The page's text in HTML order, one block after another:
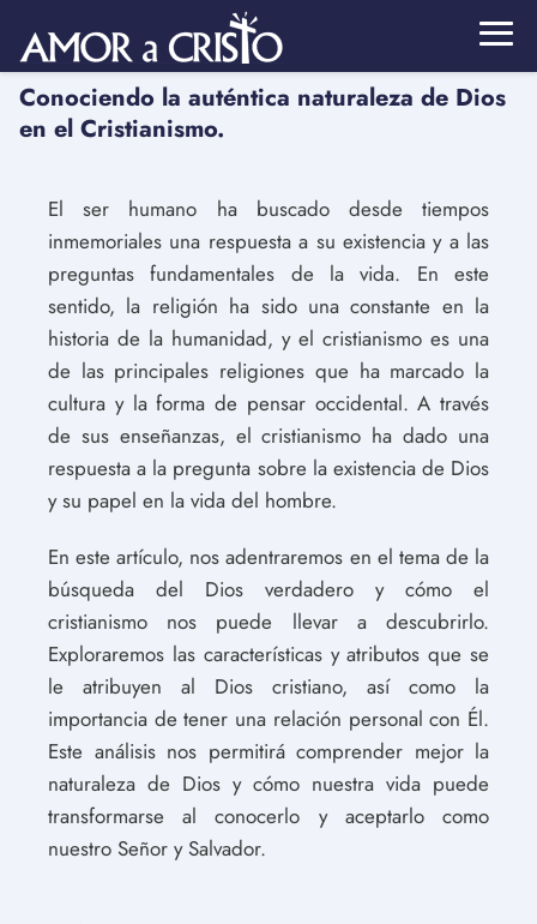
Conociendo la auténtica naturaleza de Dios
en el Cristianismo.
El ser humano ha buscado desde tiempos
inmemoriales una respuesta a su existencia y a las
preguntas fundamentales de la vida. En este
sentido, la religión ha sido una constante en la
historia de la humanidad, y el cristianismo es una
de las principales religiones que ha marcado la
cultura y la forma de pensar occidental. A través
de sus enseñanzas, el cristianismo ha dado una
respuesta a la pregunta sobre la existencia de Dios
y su papel en la vida del hombre.
En este artículo, nos adentraremos en el tema de la
búsqueda del Dios verdadero y cómo el
cristianismo nos puede llevar a descubrirlo.
Exploraremos las características y atributos que se
le atribuyen al Dios cristiano, así como la
importancia de tener una relación personal con Él.
Este análisis nos permitirá comprender mejor la
naturaleza de Dios y cómo nuestra vida puede
transformarse al conocerlo y aceptarlo como
nuestro Señor y Salvador.